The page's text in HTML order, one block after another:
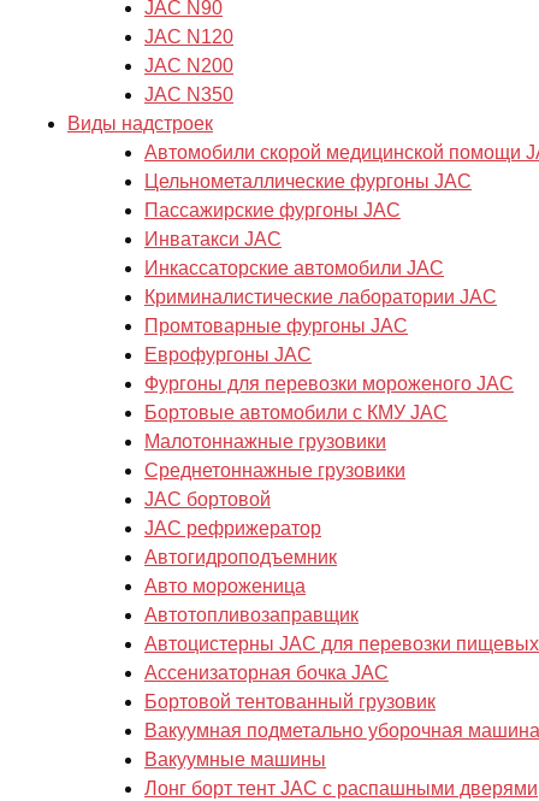
JAC N90
JAC N120
JAC N200
JAC N350
Виды надстроек
Автомобили скорой медицинской помощи
Цельнометаллические фургоны JAC
Пассажирские фургоны JAC
Инватакси JAC
Инкассаторские автомобили JAC
Криминалистические лаборатории JAC
Промтоварные фургоны JAC
Еврофургоны JAC
Фургоны для перевозки мороженого JAC
Бортовые автомобили с КМУ JAC
Малотоннажные грузовики
Cреднетоннажные грузовики
JAC бортовой
JAC рефрижератор
Автогидроподъемник
Авто мороженица
Автотопливозаправщик
Автоцистерны JAC для перевозки
Ассенизаторная бочка JAC
Бортовой тентованный грузовик
Вакуумная подметально уборочная
Вакуумные машины
Лонг борт тент JAC с распашными дверями